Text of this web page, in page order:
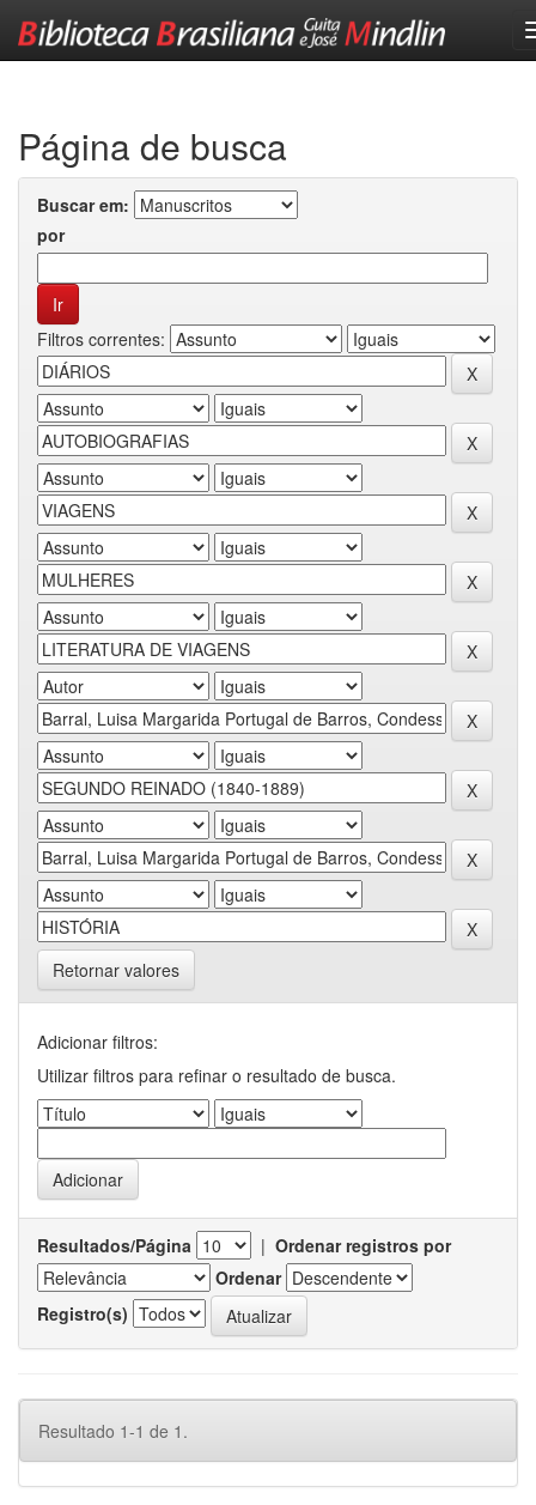
Página de busca
Buscar em:
por
Filtros correntes:
Retornar valores
Adicionar filtros:
Utilizar filtros para refinar o resultado de busca.
Resultados/Página | Ordenar registros por
Ordenar
Registro(s)
Resultado 1-1 de 1.